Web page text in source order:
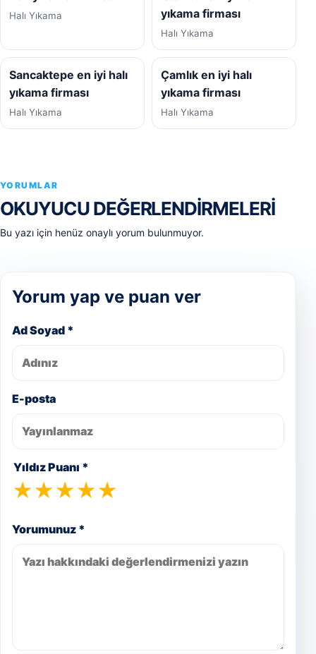
Halı Yıkama
yıkama firması
Halı Yıkama
Sancaktepe en iyi halı
yıkama firması
Halı Yıkama
Çamlık en iyi halı
yıkama firması
Halı Yıkama
YORUMLAR
OKUYUCU DEĞERLENDIRMELERI
Bu yazı için henüz onaylı yorum bulunmuyor.
Yorum yap ve puan ver
Ad Soyad *
E-posta
Yıldız Puanı *
★
★
★
★
★
Yorumunuz *